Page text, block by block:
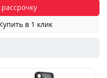
в 1 клик